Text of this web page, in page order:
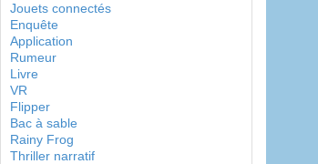
Jouets connectés
Enquête
Application
Rumeur
Livre
VR
Flipper
Bac à sable
Rainy Frog
Thriller narratif